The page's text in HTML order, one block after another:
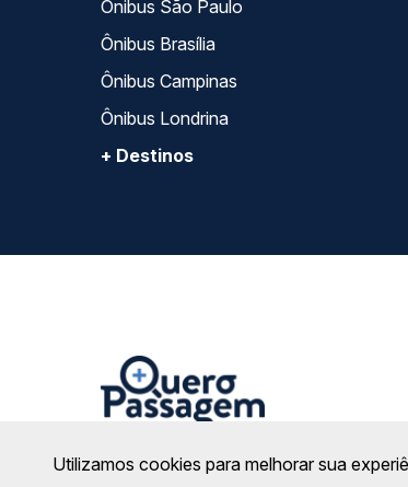
Ônibus São Paulo
Ônibus Brasília
Ônibus Campinas
Ônibus Londrina
+ Destinos
Na Quero Passagem sua compra é
Utilizamos cookies para melhorar sua